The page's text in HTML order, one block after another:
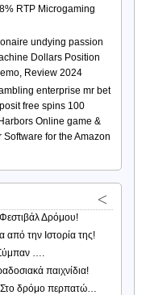
RTP Microgaming
undying passion
Dollars Position
Review 2024
enterprise mr bet
free spins 100
Online game &
for the Amazon
Δρόμου!
από την Ιστορία της!
Σύμπαν ….
παιχνίδια!
δρόμο περπατώ…